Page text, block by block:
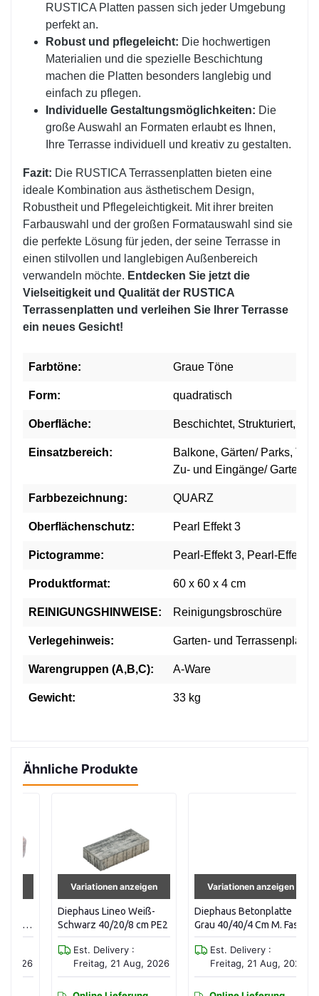
RUSTICA Platten passen sich jeder Umgebung
perfekt an.
Robust und pflegeleicht: Die hochwertigen
Materialien und die spezielle Beschichtung
machen die Platten besonders langlebig und
einfach zu pflegen.
Individuelle Gestaltungsmöglichkeiten: Die
große Auswahl an Formaten erlaubt es Ihnen,
Ihre Terrasse individuell und kreativ zu gestalten.
Fazit: Die RUSTICA Terrassenplatten bieten eine
ideale Kombination aus ästhetischem Design,
Robustheit und Pflegeleichtigkeit. Mit ihrer breiten
Farbauswahl und der großen Formatauswahl sind sie
die perfekte Lösung für jeden, der seine Terrasse in
einen stilvollen und langlebigen Außenbereich
verwandeln möchte. Entdecken Sie jetzt die
Vielseitigkeit und Qualität der RUSTICA
Terrassenplatten und verleihen Sie Ihrer Terrasse
ein neues Gesicht!
Farbtöne: Graue Töne
Form: quadratisch
Oberfläche: Beschichtet, Strukturiert, mit
Einsatzbereich:
Balkone, Gärten/ Parks,
Zu- und Eingänge/
Farbbezeichnung: QUARZ
Oberflächenschutz: Pearl Effekt 3
Pictogramme: Pearl-Effekt 3, Pearl-Effekt 3
Produktformat: 60 x 60 x 4 cm
REINIGUNGSHINWEISE: Reinigungsbroschüre
Verlegehinweis: Garten- und Terrassenplatten
Warengruppen (A,B,C): A-Ware
Gewicht: 33 kg
Ähnliche Produkte
Variationen anzeigen
Diephaus Lineo Weiß-
Schwarz 40/20/8 cm PE2
Est. Delivery :
Freitag, 21 Aug, 2026
Variationen anzeigen
Diephaus Betonplatte
Grau 40/40/4 Cm M. Fase
Est. Delivery :
Freitag, 21 Aug, 2026